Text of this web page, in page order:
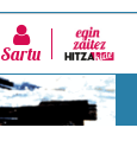
Sartu